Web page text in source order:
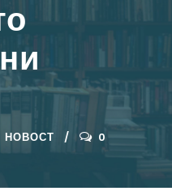
НОВОСТ 0